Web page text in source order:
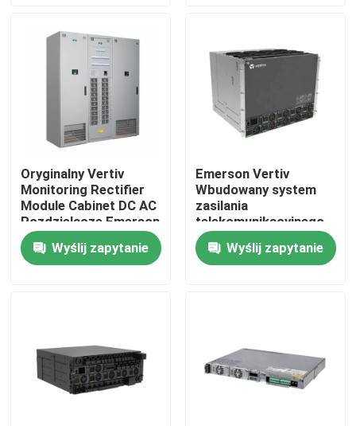
filmy
zewnętrzna szafa telekomunikacyjna
Szafa na sprzęt telekomunikacyjny
Sterowanie sieciowego serwera
Oryginalny Vertiv
Monitoring Rectifier
Module Cabinet DC AC
Rozdzielacze Emerson
DC Power System
NetSure 801 Seri
Wyślij zapytanie
Emerson Vertiv
Wbudowany system
zasilania
telekomunikacyjnego
prądu stałego 48V
Netsure 731 A91 z
korektorem R48-
Wyślij zapytanie